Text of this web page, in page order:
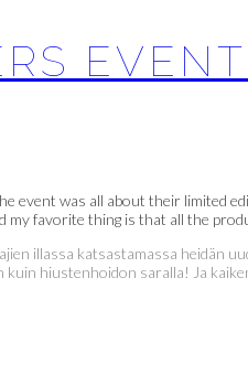
event was all about their
favorite thing is that all the
illassa katsastamassa
hiustenhoidon saralla! Ja